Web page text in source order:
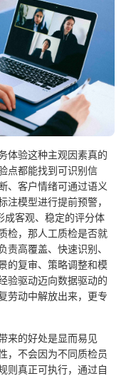
体验这种主观因素真的
点都能找到可识别信
、客户情绪可通过语义
注模型进行提前预警，
成客观、稳定的评分体
检，那人工质检是否就
责高覆盖、快速识别、
的复审、策略调整和模
验驱动迈向数据驱动的
劳动中解放出来，更专
来的好处是显而易见
，不会因为不同质检员
则真正可执行，通过自